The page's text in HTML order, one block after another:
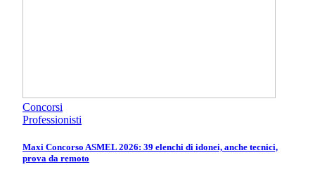
Concorsi
Professionisti
Maxi Concorso ASMEL 2026: 39 elenchi di idonei, anche tecnici,
prova da remoto